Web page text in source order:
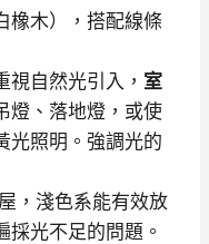
橡木），搭配線條
視自然光引入， 室
燈、落地燈，或使
光照明。強調光的
，淺色系能有效放
採光不足的問題。